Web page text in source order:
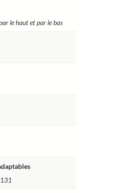
le haut et par le bas